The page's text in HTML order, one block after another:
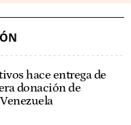
hace entrega de
donación de